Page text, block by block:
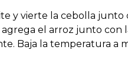
y vierte la cebolla junto
el arroz junto con
Baja la temperatura a